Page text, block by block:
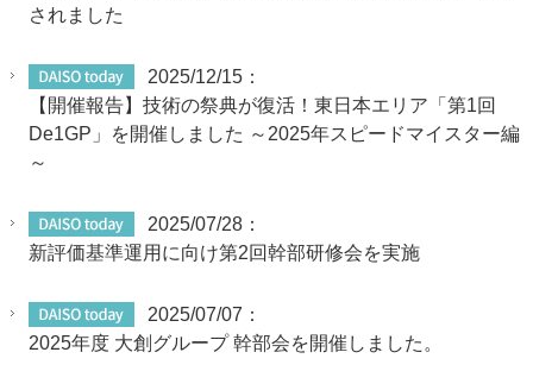
されました
2025/12/15：
【開催報告】技術の祭典が復活！東日本エリア「第1回
De1GP」を開催しました ～2025年スピードマイスター編
～
2025/07/28：
新評価基準運用に向け第2回幹部研修会を実施
2025/07/07：
2025年度 大創グループ 幹部会を開催しました。